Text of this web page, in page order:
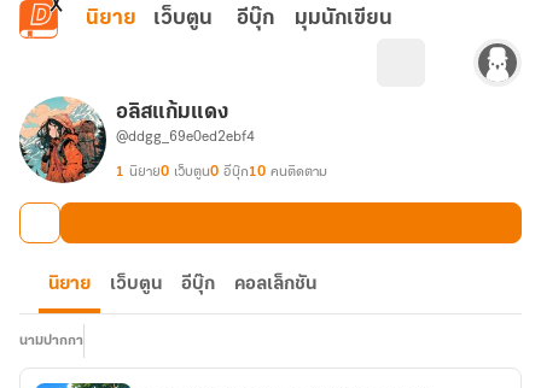
ข้ามไปยังเนื้อหาหลัก
นิยาย เว็บตูน อีบุ๊ก มุมนักเขียน
อลิสแก้มแดง
@ddgg_69e0ed2ebf4
1 นิยาย0 เว็บตูน0 อีบุ๊ก10 คนติดตาม
นิยาย เว็บตูน อีบุ๊ก คอลเล็กชัน
นามปากกา